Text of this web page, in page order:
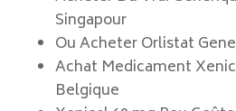
Singapour
Ou Acheter Orlistat
Achat Medicament
Belgique